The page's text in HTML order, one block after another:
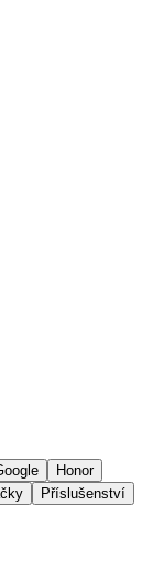
Honor
Příslušenství